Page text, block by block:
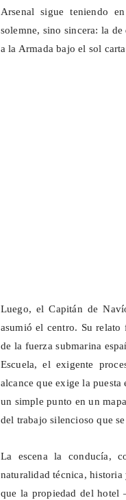
Arsenal sigue teniendo
solemne, sino sincera: la
a la Armada bajo el sol
Luego, el Capitán de
asumió el centro. Su
de la fuerza submarina
Escuela, el exigente
alcance que exige la puesta
un simple punto en un
del trabajo silencioso que
La escena la conducía,
naturalidad técnica,
que la propiedad del hotel